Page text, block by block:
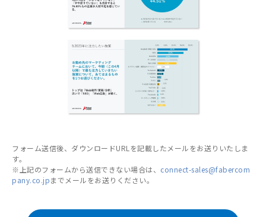
フォーム送信後、ダウンロードURLを記載したメールをお送りいたしま
す。
※上記のフォームから送信できない場合は、 connect-sales@fabercom
pany.co.jpまでメールをお送りください。